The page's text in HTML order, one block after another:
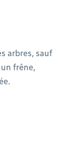
arbres, sauf
frêne,